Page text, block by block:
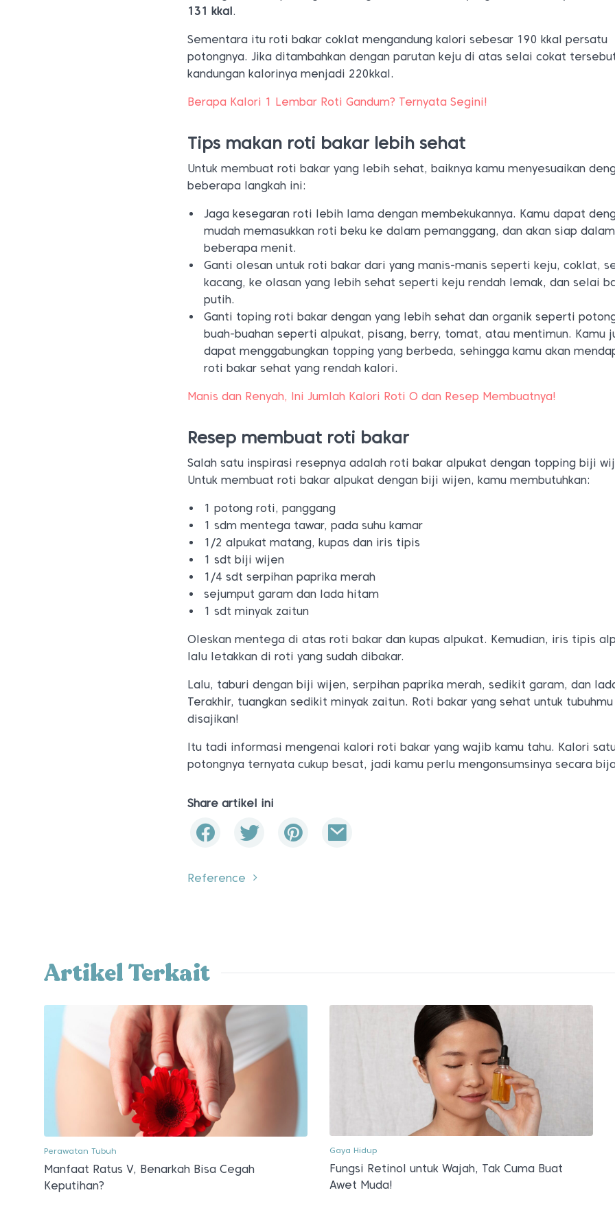
131 kkal.
Sementara itu roti bakar coklat mengandung kalori sebesar 190 kkal persatu
potongnya. Jika ditambahkan dengan parutan keju di atas selai cokat
kandungan kalorinya menjadi 220kkal.
Berapa Kalori 1 Lembar Roti Gandum? Ternyata Segini!
Tips makan roti bakar lebih sehat
Untuk membuat roti bakar yang lebih sehat, baiknya kamu menyesuaikan
beberapa langkah ini:
Jaga kesegaran roti lebih lama dengan membekukannya. Kamu dapat
mudah memasukkan roti beku ke dalam pemanggang, dan akan siap dalam
beberapa menit.
Ganti olesan untuk roti bakar dari yang manis-manis seperti keju, coklat,
kacang, ke olasan yang lebih sehat seperti keju rendah lemak, dan selai
putih.
Ganti toping roti bakar dengan yang lebih sehat dan organik seperti
buah-buahan seperti alpukat, pisang, berry, tomat, atau mentimun. Kamu
dapat menggabungkan topping yang berbeda, sehingga kamu akan
roti bakar sehat yang rendah kalori.
Manis dan Renyah, Ini Jumlah Kalori Roti O dan Resep Membuatnya!
Resep membuat roti bakar
Salah satu inspirasi resepnya adalah roti bakar alpukat dengan topping biji
Untuk membuat roti bakar alpukat dengan biji wijen, kamu membutuhkan:
1 potong roti, panggang
1 sdm mentega tawar, pada suhu kamar
1/2 alpukat matang, kupas dan iris tipis
1 sdt biji wijen
1/4 sdt serpihan paprika merah
sejumput garam dan lada hitam
1 sdt minyak zaitun
Oleskan mentega di atas roti bakar dan kupas alpukat. Kemudian, iris tipis
lalu letakkan di roti yang sudah dibakar.
Lalu, taburi dengan biji wijen, serpihan paprika merah, sedikit garam, dan
Terakhir, tuangkan sedikit minyak zaitun. Roti bakar yang sehat untuk
disajikan!
Itu tadi informasi mengenai kalori roti bakar yang wajib kamu tahu. Kalori
potongnya ternyata cukup besat, jadi kamu perlu mengonsumsinya secara
Share artikel ini
Reference
Artikel Terkait
Perawatan Tubuh
Manfaat Ratus V, Benarkah Bisa Cegah
Keputihan?
Gaya Hidup
Fungsi Retinol untuk Wajah, Tak Cuma Buat
Awet Muda!